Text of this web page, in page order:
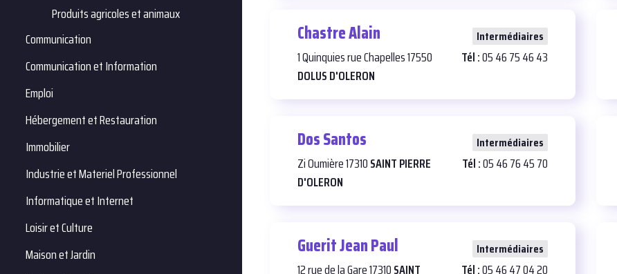
Produits agricoles et animaux
Communication
Communication et Information
Emploi
Hébergement et Restauration
Immobilier
Industrie et Materiel Professionnel
Informatique et Internet
Loisir et Culture
Maison et Jardin
Chastre Alain Intermédiaires
1 Quinquies rue Chapelles 17550
DOLUS D'OLERON
Tél :05 46 75 46 43
Dos Santos Intermédiaires
Zi Oumière 17310SAINT PIERRE
D'OLERON
Tél :05 46 76 45 70
Guerit Jean Paul Intermédiaires
12 rue de la Gare 17310SAINT
Tél :05 46 47 04 20